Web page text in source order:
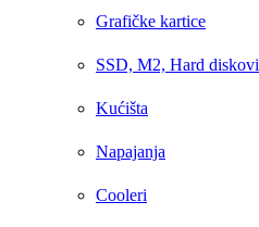
Grafičke kartice
SSD, M2, Hard diskovi
Kućišta
Napajanja
Cooleri